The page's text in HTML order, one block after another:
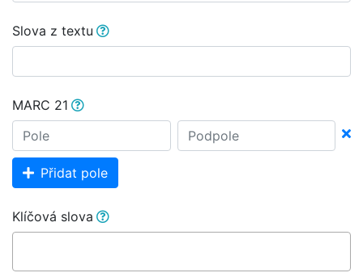
Slova z textu
MARC 21
Přidat pole
Klíčová slova